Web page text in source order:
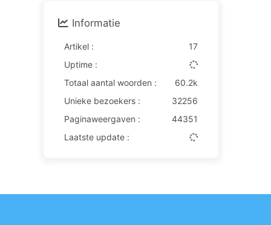
Informatie
Artikel :
17
Uptime :
Totaal aantal woorden :
60.2k
Unieke bezoekers :
32256
Paginaweergaven :
44351
Laatste update :